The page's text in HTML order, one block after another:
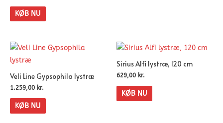
KØB NU
Veli Line Gypsophila lystræ
1.259,00 kr.
KØB NU
Sirius Alfi lystræ, 120 cm
629,00 kr.
KØB NU